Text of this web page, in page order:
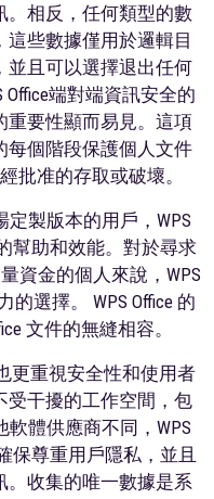
。相反，任何類型的數
些數據僅用於邏輯目
並且可以選擇退出任何
端對端資訊安全的
重要性顯而易見。這項
每個階段保護個人文件
批准的存取或破壞。
製版本的用戶，WPS
幫助和效能。對於尋求
資金的個人來說，WPS
的選擇。 WPS Office 的
文件的無縫相容。
更重視安全性和使用者
受干擾的工作空間，包
體供應商不同，WPS
保尊重用戶隱私，並且
。收集的唯一數據是系